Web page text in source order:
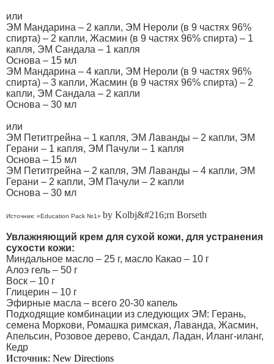
или
ЭМ Мандарина – 2 капли, ЭМ Нероли (в 9 частях 96%
спирта) – 2 капли, Жасмин (в 9 частях 96% спирта) – 1
капля, ЭМ Сандала – 1 капля
Основа – 15 мл
ЭМ Мандарина – 4 капли, ЭМ Нероли (в 9 частях 96%
спирта) – 3 капли, Жасмин (в 9 частях 96% спирта) – 2
капли, ЭМ Сандала – 2 капли
Основа – 30 мл
или
ЭМ Петитгрейна – 1 капля, ЭМ Лаванды – 2 капли, ЭМ
Герани – 1 капля, ЭМ Пачули – 1 капля
Основа – 15 мл
ЭМ Петитгрейна – 2 капля, ЭМ Лаванды – 4 капли, ЭМ
Герани – 2 капли, ЭМ Пачули – 2 капли
Основа – 30 мл
Источник: «Education Pack №1» by Kolbj&#216;rn Borseth
Увлажняющий крем для сухой кожи, для устранения
сухости кожи:
Миндальное масло – 25 г, масло Какао – 10 г
Алоэ гель – 50 г
Воск – 10 г
Глицерин – 10 г
Эфирные масла – всего 20-30 капель
Подходящие комбинации из следующих ЭМ: Герань,
семена Моркови, Ромашка римская, Лаванда, Жасмин,
Апельсин, Розовое дерево, Сандал, Ладан, Иланг-иланг,
Кедр
Источник: New Directions